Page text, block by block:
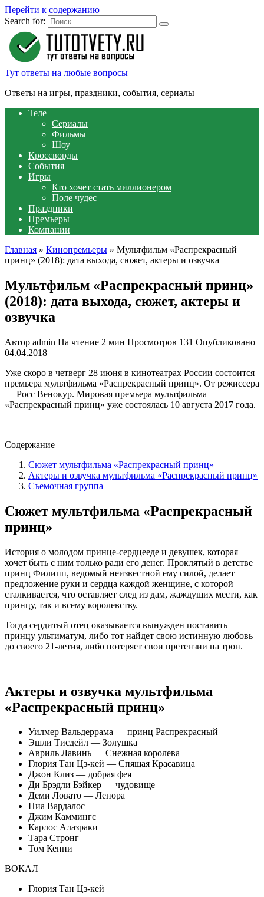
Перейти к содержанию
Search for:
Тут ответы на любые вопросы
Ответы на игры, праздники, события, сериалы
Теле
Сериалы
Фильмы
Шоу
Кроссворды
События
Игры
Кто хочет стать миллионером
Поле чудес
Праздники
Премьеры
Компании
Главная » Кинопремьеры » Мультфильм «Распрекрасный
принц» (2018): дата выхода, сюжет, актеры и озвучка
Мультфильм «Распрекрасный принц»
(2018): дата выхода, сюжет, актеры и
озвучка
Автор admin На чтение 2 мин Просмотров 131 Опубликовано
04.04.2018
Уже скоро в четверг 28 июня в кинотеатрах России состоится
премьера мультфильма «Распрекрасный принц». От режиссера
— Росс Венокур. Мировая премьера мультфильма
«Распрекрасный принц» уже состоялась 10 августа 2017 года.
Содержание
Сюжет мультфильма «Распрекрасный принц»
Актеры и озвучка мультфильма «Распрекрасный принц»
Съемочная группа
Сюжет мультфильма «Распрекрасный
принц»
История о молодом принце-сердцееде и девушек, которая
хочет быть с ним только ради его денег. Проклятый в детстве
принц Филипп, ведомый неизвестной ему силой, делает
предложение руки и сердца каждой женщине, с которой
сталкивается, что оставляет след из дам, жаждущих мести, как
принцу, так и всему королевству.
Тогда сердитый отец оказывается вынужден поставить
принцу ультиматум, либо тот найдет свою истинную любовь
до своего 21-летия, либо потеряет свои претензии на трон.
Актеры и озвучка мультфильма
«Распрекрасный принц»
Уилмер Вальдеррама — принц Распрекрасный
Эшли Тисдейл — Золушка
Авриль Лавинь — Снежная королева
Глория Тан Цз-кей — Спящая Красавица
Джон Клиз — добрая фея
Ди Брэдли Бэйкер — чудовище
Деми Ловато — Ленора
Ниа Вардалос
Джим Каммингс
Карлос Алазраки
Тара Стронг
Том Кенни
ВОКАЛ
Глория Тан Цз-кей